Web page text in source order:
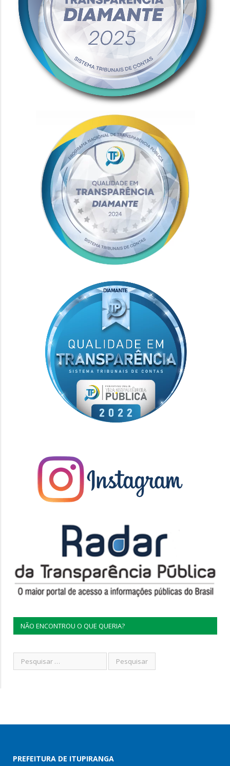
NÃO ENCONTROU O QUE QUERIA?
PREFEITURA DE ITUPIRANGA